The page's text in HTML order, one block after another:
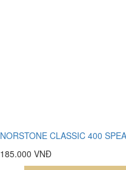
NORSTONE CLASSIC 400
185.000 VNĐ